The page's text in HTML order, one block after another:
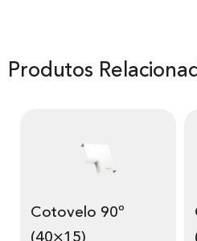
Produtos
Cotovelo 90º